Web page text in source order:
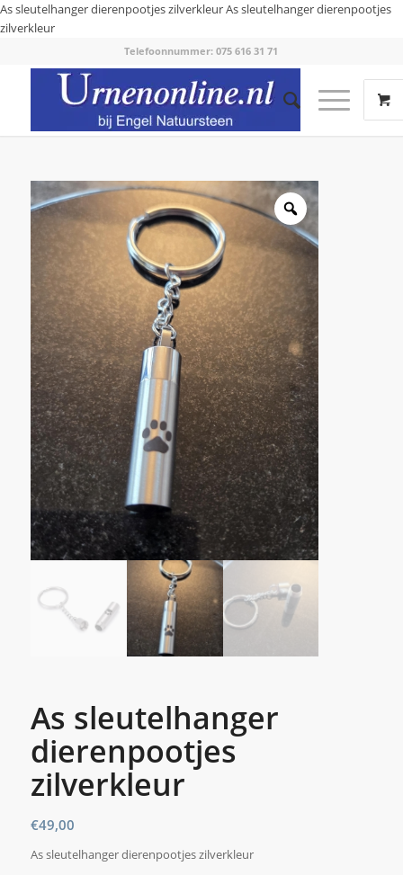
As sleutelhanger dierenpootjes zilverkleurAs sleutelhanger dierenpootjes
zilverkleur
Telefoonnummer: 075 616 31 71
As sleutelhanger
dierenpootjes
zilverkleur
€49,00
As sleutelhanger dierenpootjes zilverkleur